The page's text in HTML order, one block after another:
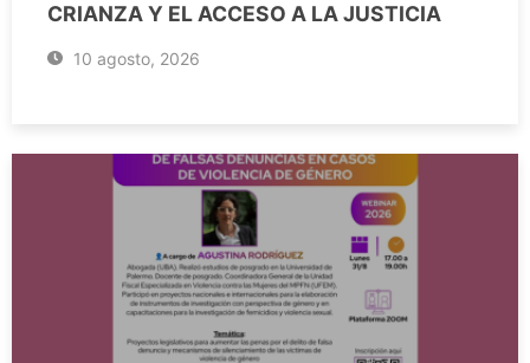
CRIANZA Y EL ACCESO A LA JUSTICIA
10 agosto, 2026